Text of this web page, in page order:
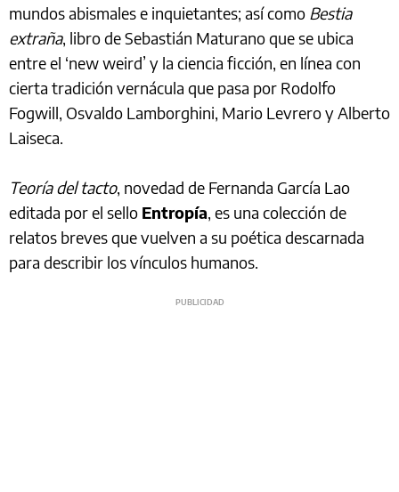
mundos abismales e inquietantes; así como Bestia
extraña, libro de Sebastián Maturano que se ubica
entre el ‘new weird’ y la ciencia ficción, en línea con
cierta tradición vernácula que pasa por Rodolfo
Fogwill, Osvaldo Lamborghini, Mario Levrero y Alberto
Laiseca.
Teoría del tacto, novedad de Fernanda García Lao
editada por el sello Entropía, es una colección de
relatos breves que vuelven a su poética descarnada
para describir los vínculos humanos.